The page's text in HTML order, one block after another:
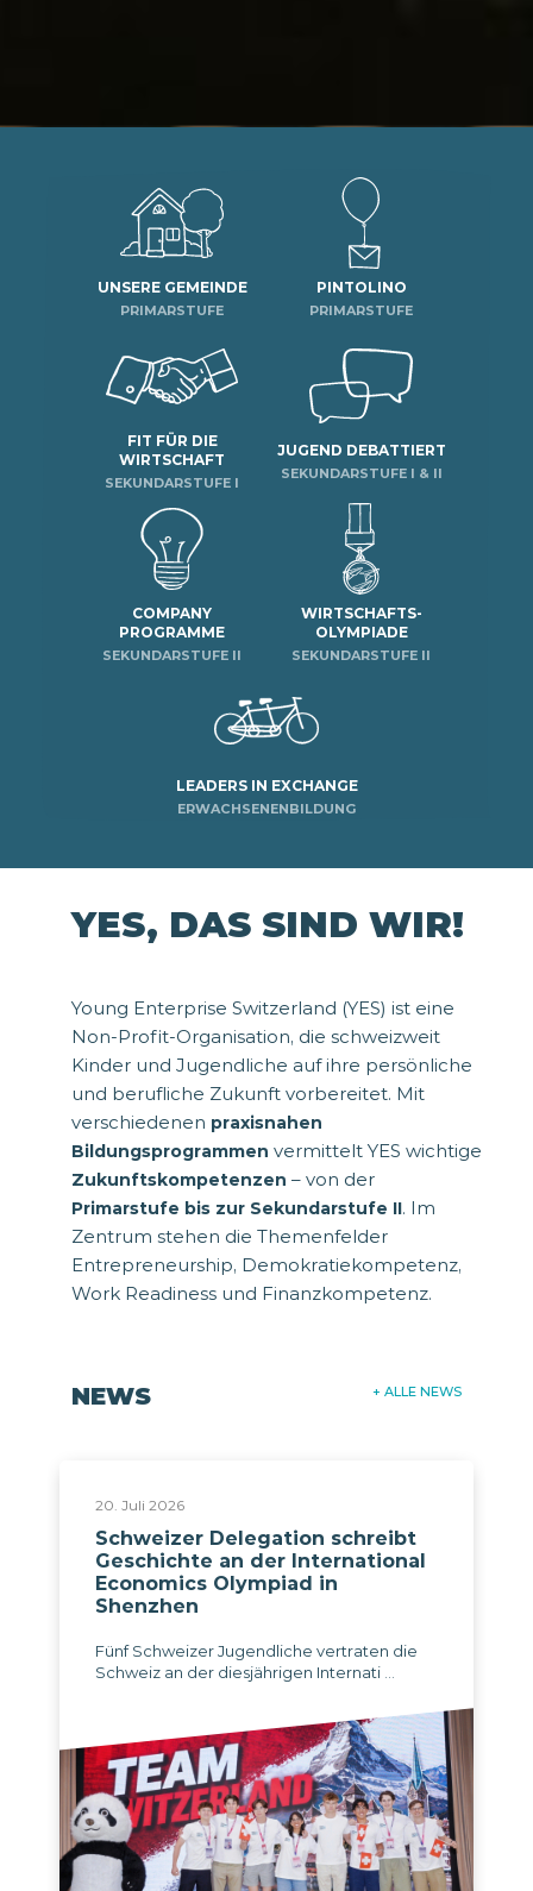
UNSERE GEMEINDE
PRIMARSTUFE
PINTOLINO
PRIMARSTUFE
FIT FÜR DIE
WIRTSCHAFT
SEKUNDARSTUFE I
JUGEND DEBATTIERT
SEKUNDARSTUFE I & II
COMPANY
PROGRAMME
SEKUNDARSTUFE II
WIRTSCHAFTS-
OLYMPIADE
SEKUNDARSTUFE II
LEADERS IN EXCHANGE
ERWACHSENENBILDUNG
YES, DAS SIND WIR!
Young Enterprise Switzerland (YES) ist eine
Non-Profit-Organisation, die schweizweit
Kinder und Jugendliche auf ihre persönliche
und berufliche Zukunft vorbereitet. Mit
verschiedenen praxisnahen
Bildungsprogrammen vermittelt YES wichtige
Zukunftskompetenzen – von der
Primarstufe bis zur Sekundarstufe II. Im
Zentrum stehen die Themenfelder
Entrepreneurship, Demokratiekompetenz,
Work Readiness und Finanzkompetenz.
NEWS + ALLE NEWS
20. Juli 2026
Schweizer Delegation schreibt
Geschichte an der International
Economics Olympiad in
Shenzhen
Fünf Schweizer Jugendliche vertraten die
Schweiz an der diesjährigen Internati ...